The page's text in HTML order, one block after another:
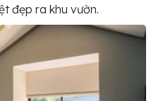
đẹp ra khu vườn.